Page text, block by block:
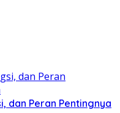
dan Peran Pentingnya